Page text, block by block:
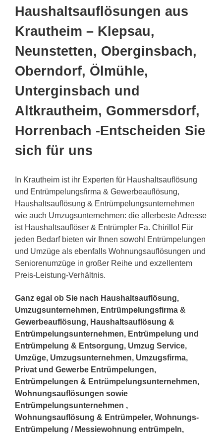
Haushaltsauflösungen aus
Krautheim – Klepsau,
Neunstetten, Oberginsbach,
Oberndorf, Ölmühle,
Unterginsbach und
Altkrautheim, Gommersdorf,
Horrenbach -Entscheiden Sie
sich für uns
In Krautheim ist ihr Experten für Haushaltsauflösung
und Entrümpelungsfirma & Gewerbeauflösung,
Haushaltsauflösung & Entrümpelungsunternehmen
wie auch Umzugsunternehmen: die allerbeste Adresse
ist Haushaltsauflöser & Entrümpler Fa. Chirillo! Für
jeden Bedarf bieten wir Ihnen sowohl Entrümpelungen
und Umzüge als ebenfalls Wohnungsauflösungen und
Seniorenumzüge in großer Reihe und exzellentem
Preis-Leistung-Verhältnis.
Ganz egal ob Sie nach Haushaltsauflösung,
Umzugsunternehmen, Entrümpelungsfirma &
Gewerbeauflösung, Haushaltsauflösung &
Entrümpelungsunternehmen, Entrümpelung und
Entrümpelung & Entsorgung, Umzug Service,
Umzüge, Umzugsunternehmen, Umzugsfirma,
Privat und Gewerbe Entrümpelungen,
Entrümpelungen & Entrümpelungsunternehmen,
Wohnungsauflösungen sowie
Entrümpelungsunternehmen ,
Wohnungsauflösung & Entrümpeler, Wohnungs-
Entrümpelung / Messiewohnung entrümpeln,